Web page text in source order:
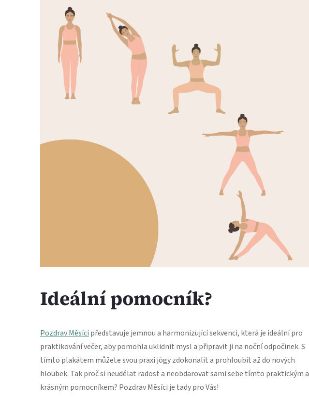
Ideální pomocník?
Pozdrav Měsíci představuje jemnou a harmonizující sekvenci, která je ideální pro
praktikování večer, aby pomohla uklidnit mysl a připravit ji na noční odpočinek. S
tímto plakátem můžete svou praxi jógy zdokonalit a prohloubit až do nových
hloubek. Tak proč si neudělat radost a neobdarovat sami sebe tímto praktickým a
krásným pomocníkem? Pozdrav Měsíci je tady pro Vás!